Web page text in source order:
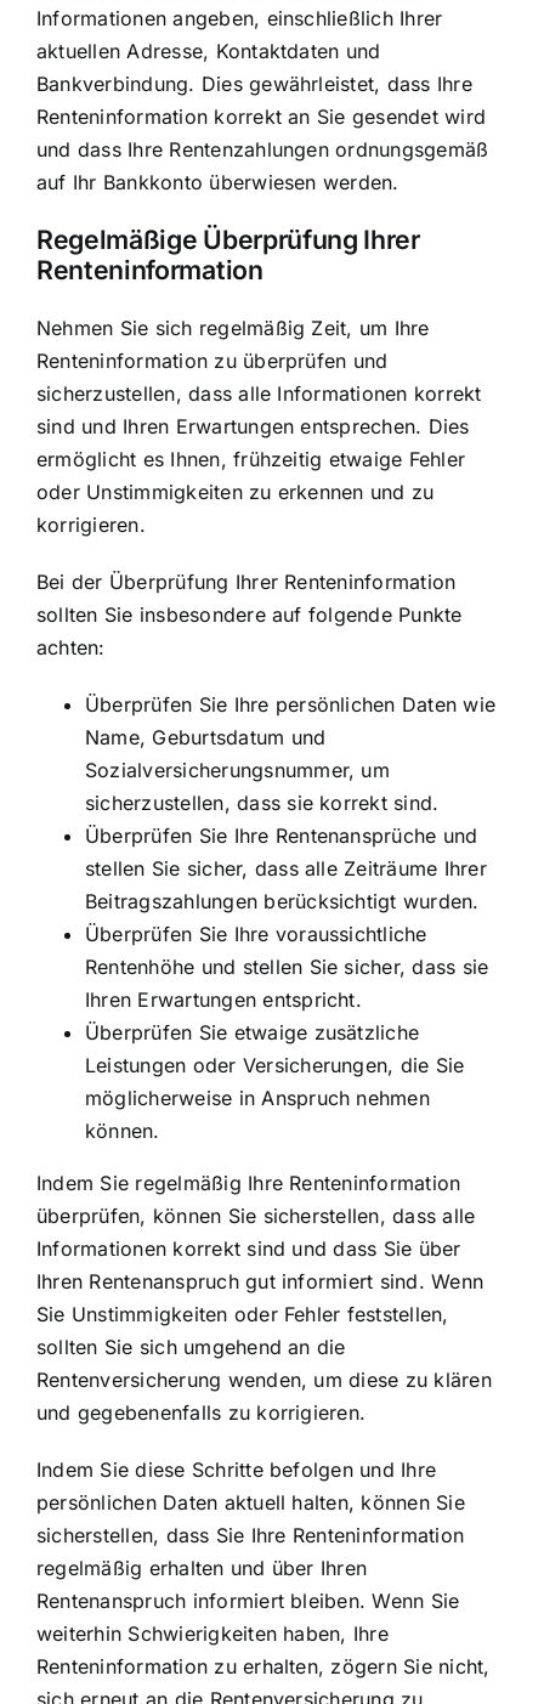
Informationen angeben, einschließlich Ihrer
aktuellen Adresse, Kontaktdaten und
Bankverbindung. Dies gewährleistet, dass Ihre
Renteninformation korrekt an Sie gesendet wird
und dass Ihre Rentenzahlungen ordnungsgemäß
auf Ihr Bankkonto überwiesen werden.
Regelmäßige Überprüfung Ihrer
Renteninformation
Nehmen Sie sich regelmäßig Zeit, um Ihre
Renteninformation zu überprüfen und
sicherzustellen, dass alle Informationen korrekt
sind und Ihren Erwartungen entsprechen. Dies
ermöglicht es Ihnen, frühzeitig etwaige Fehler
oder Unstimmigkeiten zu erkennen und zu
korrigieren.
Bei der Überprüfung Ihrer Renteninformation
sollten Sie insbesondere auf folgende Punkte
achten:
Überprüfen Sie Ihre persönlichen Daten wie
Name, Geburtsdatum und
Sozialversicherungsnummer, um
sicherzustellen, dass sie korrekt sind.
Überprüfen Sie Ihre Rentenansprüche und
stellen Sie sicher, dass alle Zeiträume Ihrer
Beitragszahlungen berücksichtigt wurden.
Überprüfen Sie Ihre voraussichtliche
Rentenhöhe und stellen Sie sicher, dass sie
Ihren Erwartungen entspricht.
Überprüfen Sie etwaige zusätzliche
Leistungen oder Versicherungen, die Sie
möglicherweise in Anspruch nehmen
können.
Indem Sie regelmäßig Ihre Renteninformation
überprüfen, können Sie sicherstellen, dass alle
Informationen korrekt sind und dass Sie über
Ihren Rentenanspruch gut informiert sind. Wenn
Sie Unstimmigkeiten oder Fehler feststellen,
sollten Sie sich umgehend an die
Rentenversicherung wenden, um diese zu klären
und gegebenenfalls zu korrigieren.
Indem Sie diese Schritte befolgen und Ihre
persönlichen Daten aktuell halten, können Sie
sicherstellen, dass Sie Ihre Renteninformation
regelmäßig erhalten und über Ihren
Rentenanspruch informiert bleiben. Wenn Sie
weiterhin Schwierigkeiten haben, Ihre
Renteninformation zu erhalten, zögern Sie nicht,
sich erneut an die Rentenversicherung zu